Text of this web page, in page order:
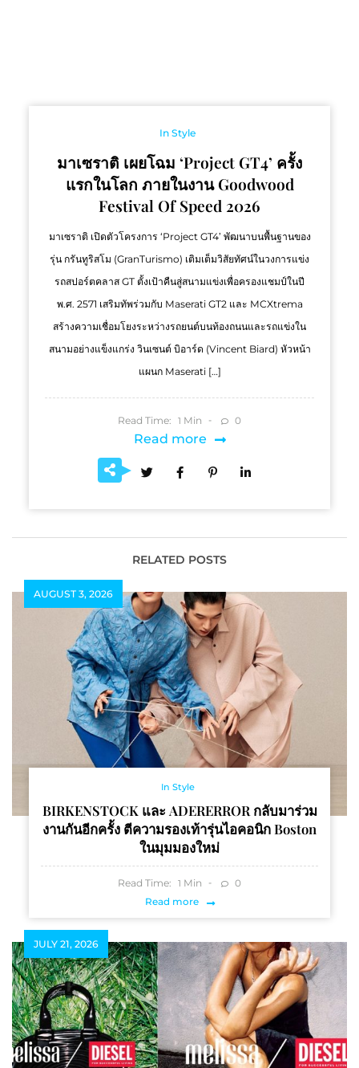
In Style
มาเซราติ เผยโฉม ‘Project GT4’ ครั้ง
แรกในโลก ภายในงาน Goodwood
Festival Of Speed 2026
มาเซราติ เปิดตัวโครงการ ‘Project GT4’ พัฒนาบนพื้นฐานของ
รุ่น กรันทูริสโม (GranTurismo) เติมเต็มวิสัยทัศน์ในวงการแข่ง
รถสปอร์ตคลาส GT ตั้งเป้าคืนสู่สนามแข่งเพื่อครองแชมป์ในปี
พ.ศ. 2571 เสริมทัพร่วมกับ Maserati GT2 และ MCXtrema
สร้างความเชื่อมโยงระหว่างรถยนต์บนท้องถนนและรถแข่งใน
สนามอย่างแข็งแกร่ง วินเซนต์ บิอาร์ด (Vincent Biard) หัวหน้า
แผนก Maserati […]
Read Time: 1 Min 0
Read more
RELATED POSTS
AUGUST 3, 2026
In Style
BIRKENSTOCK และ ADERERROR กลับมาร่วม
งานกันอีกครั้ง ตีความรองเท้ารุ่นไอคอนิก Boston
ในมุมมองใหม่
Read Time: 1 Min
0
Read more
JULY 21, 2026